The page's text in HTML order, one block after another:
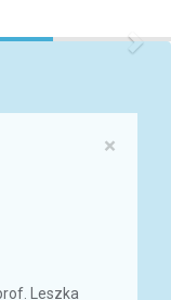
×
Leszka